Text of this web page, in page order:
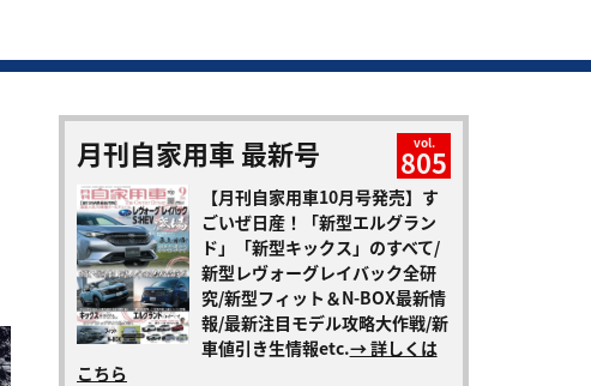
月刊自家用車 最新号 vol.
805
【月刊自家用車10月号発売】す
ごいぜ日産！「新型エルグラン
ド」「新型キックス」のすべて/
新型レヴォーグレイバック全研
究/新型フィット＆N-BOX最新情
報/最新注目モデル攻略大作戦/新
車値引き生情報etc.→ 詳しくは
こちら